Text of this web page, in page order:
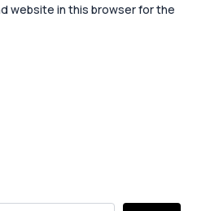
website in this browser for the